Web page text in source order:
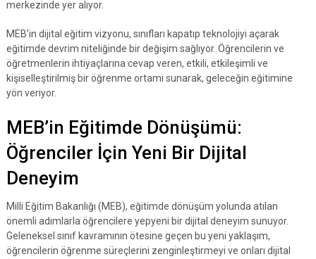
merkezinde yer alıyor.
MEB'in dijital eğitim vizyonu, sınıfları kapatıp teknolojiyi açarak
eğitimde devrim niteliğinde bir değişim sağlıyor. Öğrencilerin ve
öğretmenlerin ihtiyaçlarına cevap veren, etkili, etkileşimli ve
kişiselleştirilmiş bir öğrenme ortamı sunarak, geleceğin eğitimine
yön veriyor.
MEB’in Eğitimde Dönüşümü:
Öğrenciler İçin Yeni Bir Dijital
Deneyim
Milli Eğitim Bakanlığı (MEB), eğitimde dönüşüm yolunda atılan
önemli adımlarla öğrencilere yepyeni bir dijital deneyim sunuyor.
Geleneksel sınıf kavramının ötesine geçen bu yeni yaklaşım,
öğrencilerin öğrenme süreçlerini zenginleştirmeyi ve onları dijital